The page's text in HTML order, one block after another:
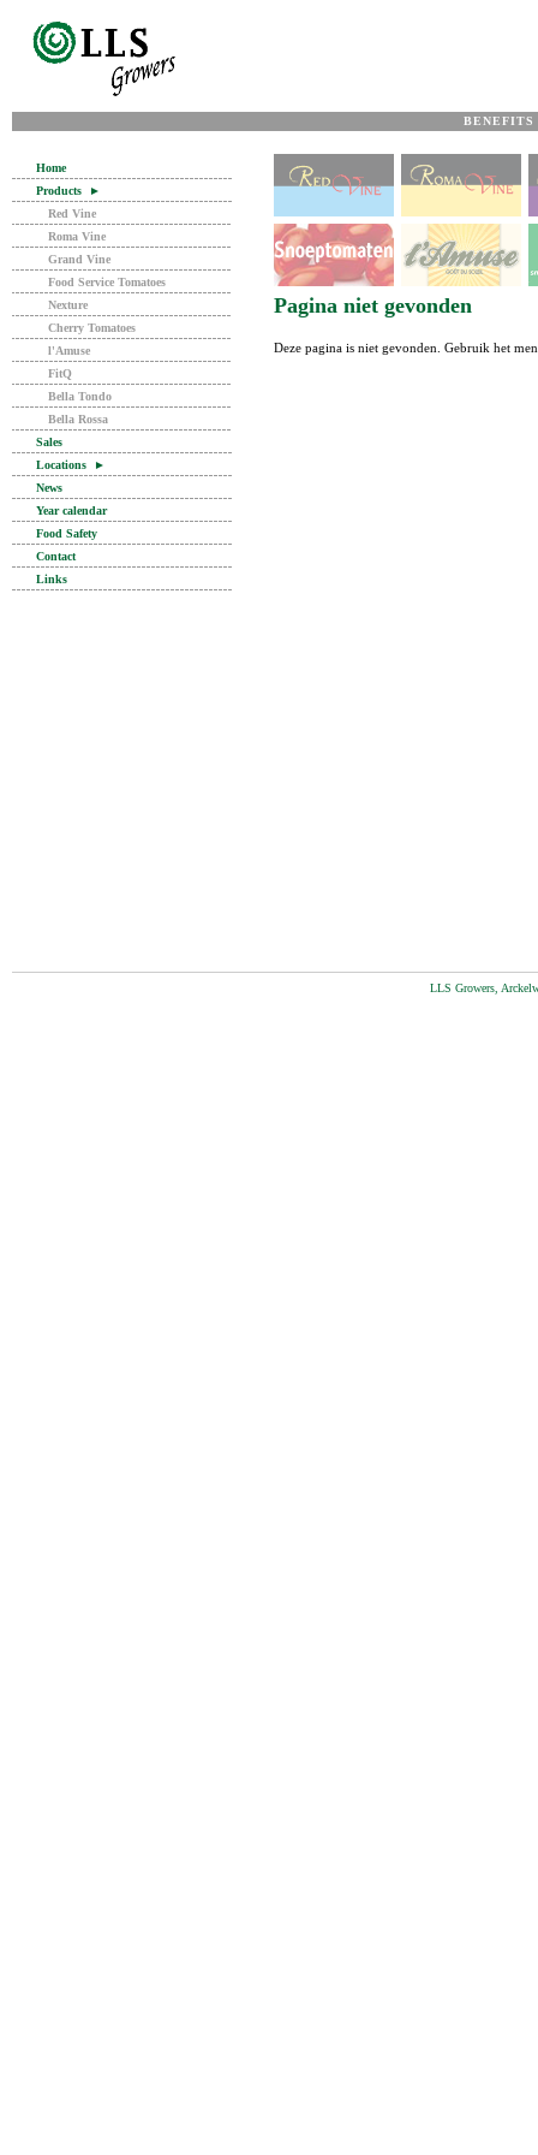
BENEFITS
Home
Products
►
Red Vine
Roma Vine
Grand Vine
Food Service Tomatoes
Nexture
Cherry Tomatoes
l'Amuse
FitQ
Bella Tondo
Bella Rossa
Sales
Locations
►
News
Year calendar
Food Safety
Contact
Links
Pagina niet gevonden
Deze pagina is niet gevonden. Gebruik het
LLS Growers,